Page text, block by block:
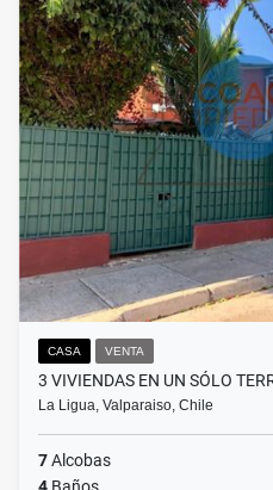
CASA VENTA
3 VIVIENDAS EN UN SÓLO
La Ligua, Valparaiso, Chile
7Alcobas